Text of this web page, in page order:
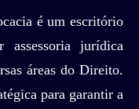
é um escritório
assessoria jurídica
áreas do Direito.
para garantir a